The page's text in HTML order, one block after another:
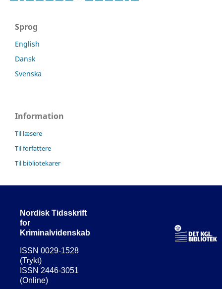
Sprog
English
Dansk
Svenska
Information
Til læsere
Til forfattere
Til bibliotekarer
Nordisk Tidsskrift
for
Kriminalvidenskab
ISSN 0029-1528
(Trykt)
ISSN 2446-3051
(Online)